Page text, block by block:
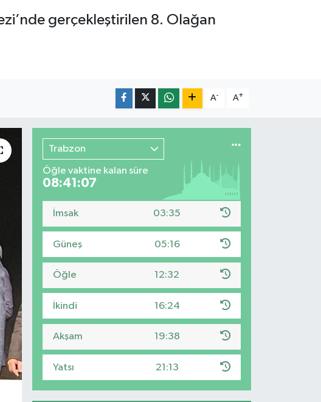
gerçekleştirilen 8. Olağan
A- A+
Trabzon
Öğle vaktine kalan süre
08:41:05
İmsak 03:35
Güneş 05:16
Öğle 12:32
İkindi 16:24
Akşam 19:38
Yatsı 21:13